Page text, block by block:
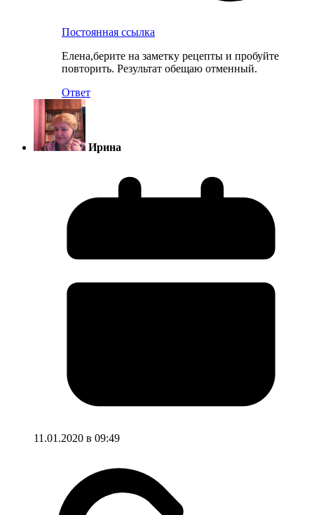
Постоянная ссылка
Елена,берите на заметку рецепты и пробуйте
повторить. Результат обещаю отменный.
Ответ
Ирина
11.01.2020 в 09:49